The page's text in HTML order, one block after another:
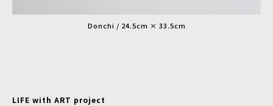
Donchi / 24.5cm × 33.5cm
LIFE with ART project